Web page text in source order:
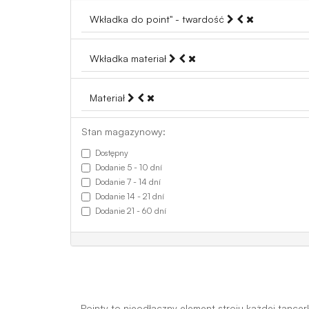
Wkładka do point" - twardość
Wkładka materiał
Materiał
Stan magazynowy:
Dostępny
Dodanie 5 - 10 dní
Dodanie 7 - 14 dní
Dodanie 14 - 21 dní
Dodanie 21 - 60 dní